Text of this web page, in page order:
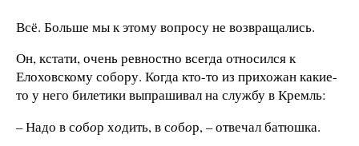
Всё. Больше мы к этому вопросу не возвращались.
Он, кстати, очень ревностно всегда относился к
Елоховскому собору. Когда кто-то из прихожан какие-
то у него билетики выпрашивал на службу в Кремль:
– Надо в собор ходить, в собор, – отвечал батюшка.